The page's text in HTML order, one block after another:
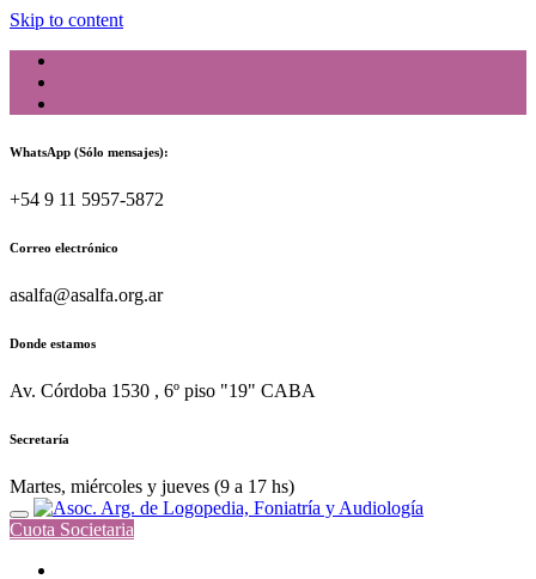
Skip to content
WhatsApp (Sólo mensajes):
+54 9 11 5957-5872
Correo electrónico
asalfa@asalfa.org.ar
Donde estamos
Av. Córdoba 1530 , 6º piso "19" CABA
Secretaría
Martes, miércoles y jueves (9 a 17 hs)
Cuota Societaria